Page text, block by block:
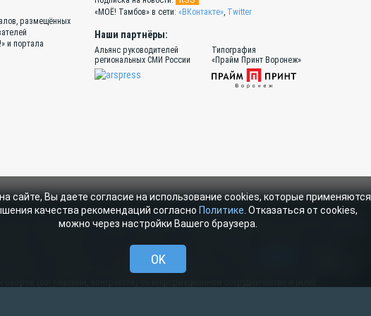
размещённых
и портала
«МОЁ! Тамбов» в сети: «ВКонтакте», Twitter
Наши партнёры:
Альянс руководителей
региональных СМИ России
Типография
«Прайм Принт Воронеж»
«МОЁ! Online» сотрудниками редакции, нештатными авторами и читателями, являются
законодательством о правах на результаты интеллектуальной деятельности. Полное или
допускается только с письменного согласия редакции с указанием ссылки на
на moe-tambov.ru. Все вопросы можно задать по адресу
сотрудничестве между редакцией «МОЁ! Online» и органами власти. Материалы
(соглашений, контрактов) об информационном сотрудничестве и (или)
сайте, Вы даете согласие на использование cookies, которые применяются
качества рекомендаций согласно Политике . Отказаться от cookies,
можно через настройки Вашего браузера.
OK